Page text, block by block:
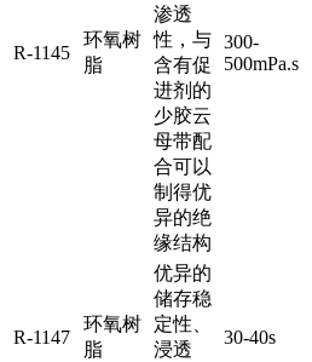
R-1145
环氧树
脂
渗透
性，与
含有促
进剂的
少胶云
母带配
合可以
制得优
异的绝
缘结构
300-
500mPa.s
R-1147
环氧树
脂
优异的
储存稳
定性、
浸透
30-40s